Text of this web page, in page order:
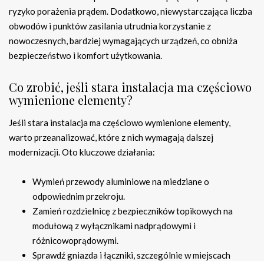
ryzyko porażenia prądem. Dodatkowo, niewystarczająca liczba
obwodów i punktów zasilania utrudnia korzystanie z
nowoczesnych, bardziej wymagających urządzeń, co obniża
bezpieczeństwo i komfort użytkowania.
Co zrobić, jeśli stara instalacja ma częściowo
wymienione elementy?
Jeśli stara instalacja ma częściowo wymienione elementy,
warto przeanalizować, które z nich wymagają dalszej
modernizacji. Oto kluczowe działania:
Wymień przewody aluminiowe na miedziane o
odpowiednim przekroju.
Zamień rozdzielnicę z bezpieczników topikowych na
modułową z wyłącznikami nadprądowymi i
różnicowoprądowymi.
Sprawdź gniazda i łączniki, szczególnie w miejscach